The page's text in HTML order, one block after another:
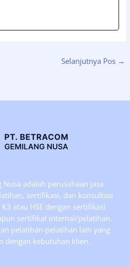
Selanjutnya Pos →
adalah perusahaan jasa
sertifikasi, dan konsultasi
atau HSE dengan sertifikasi
sertifikat internal/pelatihan.
pelatihan-pelatihan lain yang
dengan kebutuhan klien.